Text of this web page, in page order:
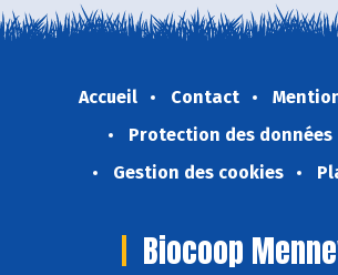
Accueil Contact
Protection des données
Gestion des cookies
Biocoop